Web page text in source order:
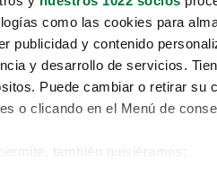
como las cookies para
publicidad y contenido
y desarrollo de servicios.
Puede cambiar o retirar su
o clicando en el Menú de
también quisiéramos: